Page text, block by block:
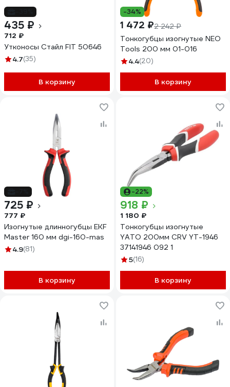
435 ₽
712 ₽
Утконосы Стайл FIT 50646
4.7(35)
В корзину
-34%
1 472 ₽2 242 ₽
Тонкогубцы изогнутые NEO
Tools 200 мм 01-016
4.4(20)
В корзину
725 ₽
777 ₽
Изогнутые длинногубцы EKF
Master 160 мм dgi-160-mas
4.9(81)
В корзину
-22%
918 ₽
1 180 ₽
Тонкогубцы изогнутые
YATO 200мм CRV YT-1946
37141946 092 1
5(16)
В корзину